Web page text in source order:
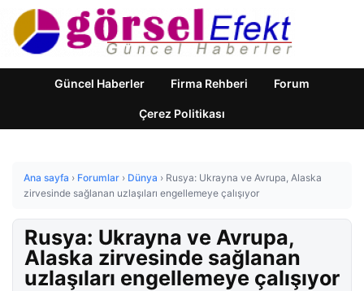
Güncel Haberler Firma Rehberi Forum
Çerez Politikası
Ana sayfa › Forumlar › Dünya › Rusya: Ukrayna ve Avrupa, Alaska
zirvesinde sağlanan uzlaşıları engellemeye çalışıyor
Rusya: Ukrayna ve Avrupa,
Alaska zirvesinde sağlanan
uzlaşıları engellemeye çalışıyor